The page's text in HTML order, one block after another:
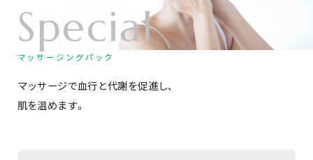
Special
マッサージングパック
マッサージで血行と代謝を促進し、
肌を温めます。